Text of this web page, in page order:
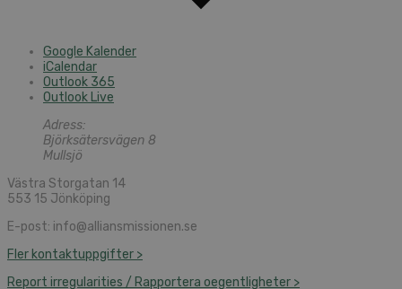
Google Kalender
iCalendar
Outlook 365
Outlook Live
Adress:
Björksätersvägen 8
Mullsjö
Västra Storgatan 14
553 15 Jönköping
E-post: info@alliansmissionen.se
Fler kontaktuppgifter >
Report irregularities / Rapportera oegentligheter >